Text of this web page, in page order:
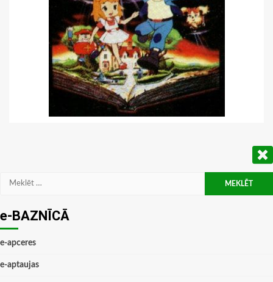
Meklēt:
e-BAZNĪCĀ
e-apceres
e-aptaujas